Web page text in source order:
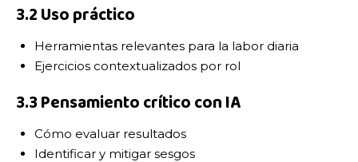
3.2 Uso práctico
Herramientas relevantes para la labor diaria
Ejercicios contextualizados por rol
3.3 Pensamiento crítico con IA
Cómo evaluar resultados
Identificar y mitigar sesgos